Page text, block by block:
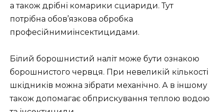
а також дрібні комарики сциариди. Тут
потрібна обов’язкова обробка
професійнимиінсектицидами.
Білий борошнистий наліт може бути ознакою
борошнистого червця. При невеликій кількості
шкідників можна зібрати механічно. А в іншому
також допомагає обприскування теплою водою